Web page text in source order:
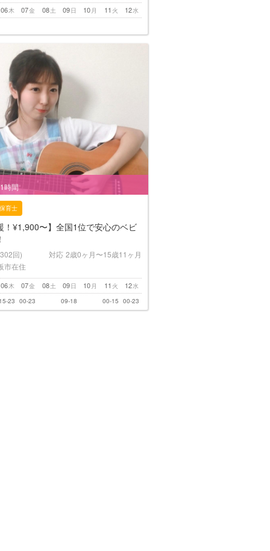
木
06 金
07 土
08 日
09 月
10 火
11 水
12
時間
育士
！¥1,900〜】全国1位で安心のベビ
回) 対応 2歳0ヶ月〜15歳11ヶ月
市在住
木
06 金
07 土
08 日
09 月
10 火
11 水
12
23 00-23 09-18 00-15 00-23